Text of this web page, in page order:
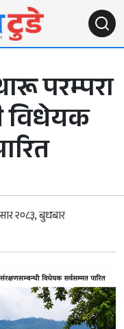
परम्परा
विधेयक
२०८३, बुधबार